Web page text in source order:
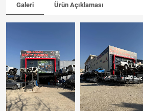
Galeri Ürün Açıklaması